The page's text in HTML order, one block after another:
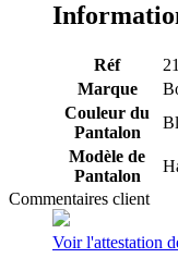
Réf
Marque
Couleur du
Pantalon
Modèle de
Pantalon
Commentaires client
Voir l'attestation